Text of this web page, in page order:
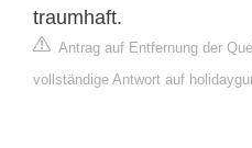
traumhaft.
Antrag auf Entfernung der
vollständige Antwort auf